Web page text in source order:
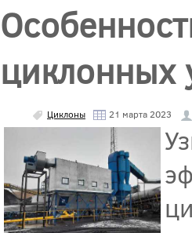
циклонных
Циклоны 21 марта 2023